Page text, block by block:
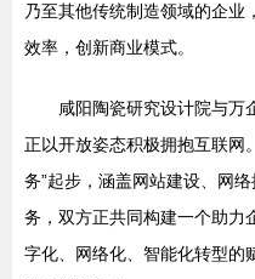
乃至其他传统制造领域的企业
效率，创新商业模式。
咸阳陶瓷研究设计院与万
正以开放姿态积极拥抱互联网
务”起步，涵盖网站建设、网
务，双方正共同构建一个助力
字化、网络化、智能化转型的